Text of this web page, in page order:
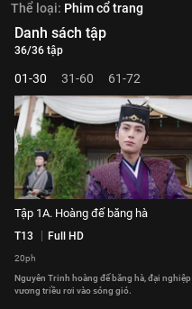
Thể loại: Phim cổ trang
Danh sách tập
36/36 tập
01-30 31-60 61-72
Tập 1A. Hoàng đế băng hà
T13 Full HD
20ph
Nguyên Trinh hoàng đế băng hà, đại nghiệp
vương triều rơi vào sóng gió.